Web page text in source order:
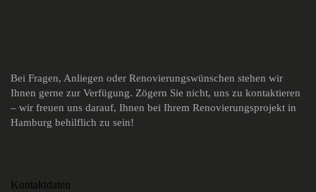
Bei Fragen, Anliegen oder Renovierungswünschen stehen wir
Ihnen gerne zur Verfügung. Zögern Sie nicht, uns zu kontaktieren
– wir freuen uns darauf, Ihnen bei Ihrem Renovierungsprojekt in
Hamburg behilflich zu sein!
Kontaktdaten